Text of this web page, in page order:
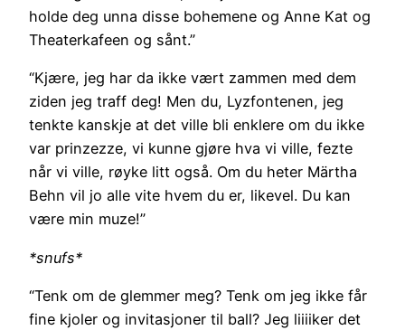
holde deg unna disse bohemene og Anne Kat og
Theaterkafeen og sånt.”
“Kjære, jeg har da ikke vært zammen med dem
ziden jeg traff deg! Men du, Lyzfontenen, jeg
tenkte kanskje at det ville bli enklere om du ikke
var prinzezze, vi kunne gjøre hva vi ville, fezte
når vi ville, røyke litt også. Om du heter Märtha
Behn vil jo alle vite hvem du er, likevel. Du kan
være min muze!”
*snufs*
“Tenk om de glemmer meg? Tenk om jeg ikke får
fine kjoler og invitasjoner til ball? Jeg liiiiker det